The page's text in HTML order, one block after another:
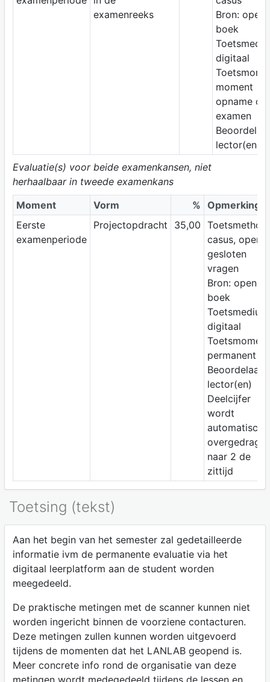
examenreeks
Bron: open
boek
digitaal
moment
opname op
examen
lector(en)
Evaluatie(s) voor beide examenkansen, niet
herhaalbaar in tweede examenkans
Moment
Vorm % Opmerking
Eerste
examenperiode
Projectopdracht 35,00
casus, open
gesloten
vragen
Bron: open
boek
digitaal
permanent
Beoordelaar:
lector(en)
Deelcijfer
wordt
automatisch
naar 2 de
zittijd
Toetsing (tekst)
Aan het begin van het semester zal gedetailleerde
informatie ivm de permanente evaluatie via het
digitaal leerplatform aan de student worden
meegedeeld.
De praktische metingen met de scanner kunnen niet
worden ingericht binnen de voorziene contacturen.
Deze metingen zullen kunnen worden uitgevoerd
tijdens de momenten dat het LANLAB geopend is.
Meer concrete info rond de organisatie van deze